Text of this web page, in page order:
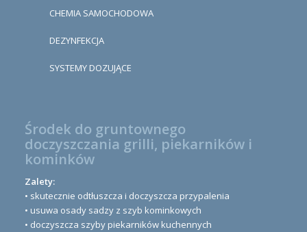
CHEMIA SAMOCHODOWA
DEZYNFEKCJA
SYSTEMY DOZUJĄCE
Środek do gruntownego
doczyszczania grilli, piekarników i
kominków
Zalety:
• skutecznie odtłuszcza i doczyszcza przypalenia
• usuwa osady sadzy z szyb kominkowych
• doczyszcza szyby piekarników kuchennych